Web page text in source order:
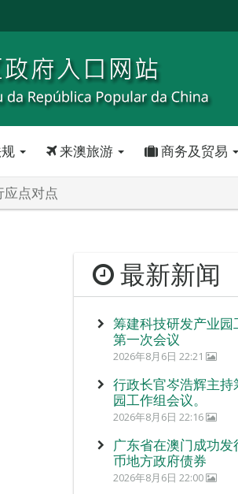
来澳旅游 商务及贸易
点对点
最新新闻
筹建科技研发产业
第一次会议
2026年8月6日 22:21
行政长官岑浩辉主
园工作组会议。
2026年8月6日 22:16
广东省在澳门成功
币地方政府债券
2026年8月6日 22:00